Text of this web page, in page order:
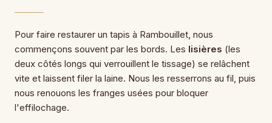
Pour faire restaurer un tapis à Rambouillet, nous
commençons souvent par les bords. Les lisières (les
deux côtés longs qui verrouillent le tissage) se relâchent
vite et laissent filer la laine. Nous les resserrons au fil, puis
nous renouons les franges usées pour bloquer
l'effilochage.